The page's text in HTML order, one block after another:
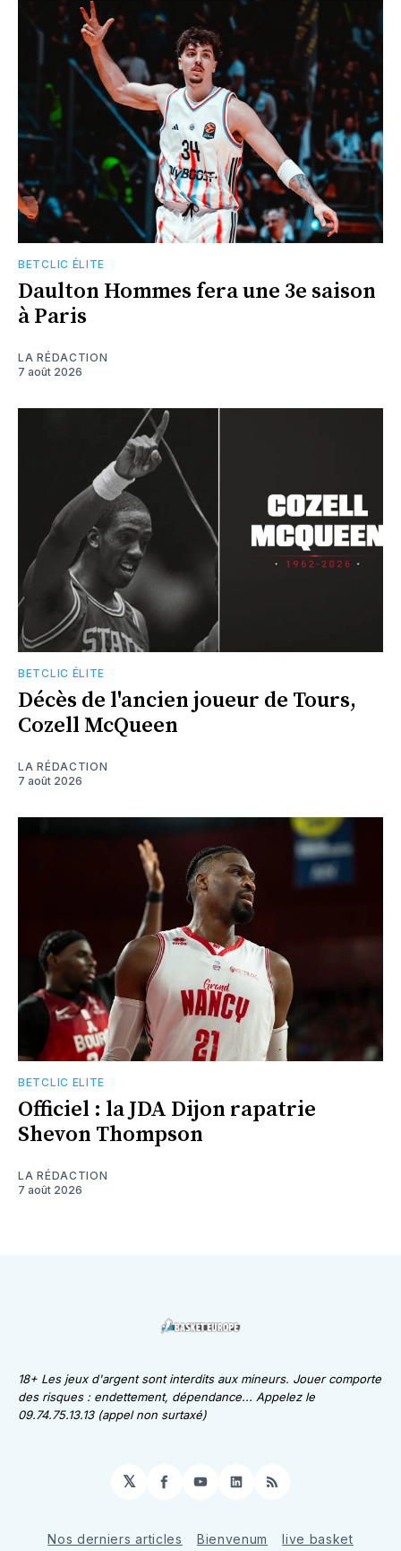
BETCLIC ÉLITE
Daulton Hommes fera une 3e saison
à Paris
LA RÉDACTION
7 août 2026
BETCLIC ÉLITE
Décès de l'ancien joueur de Tours,
Cozell McQueen
LA RÉDACTION
7 août 2026
BETCLIC ELITE
Officiel : la JDA Dijon rapatrie
Shevon Thompson
LA RÉDACTION
7 août 2026
18+ Les jeux d'argent sont interdits aux mineurs. Jouer comporte
des risques : endettement, dépendance... Appelez le
09.74.75.13.13 (appel non surtaxé)
𝕏 Facebook
YouTube
LinkedIn
RSS
Nos derniers articles Bienvenum live basket